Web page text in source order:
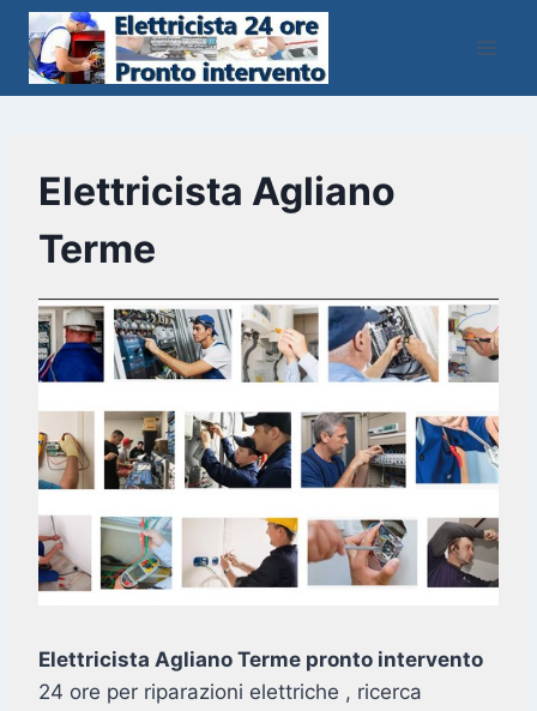
Salta
contenuto
Elettricista Agliano
Terme
Elettricista Agliano Terme pronto intervento
24 ore per riparazioni elettriche , ricerca